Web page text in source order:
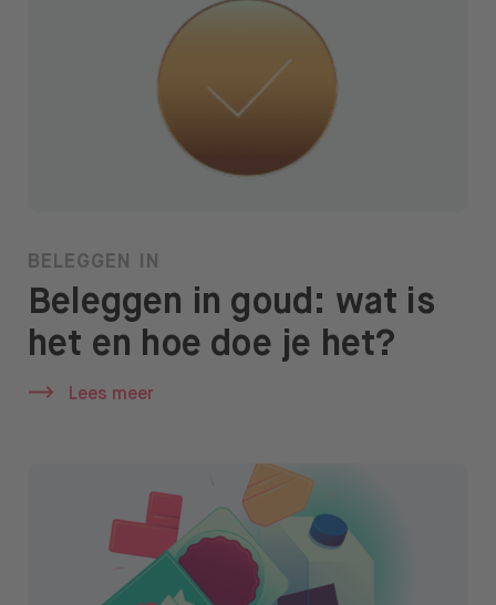
BELEGGEN IN
Beleggen in goud: wat is
het en hoe doe je het?
Lees meer